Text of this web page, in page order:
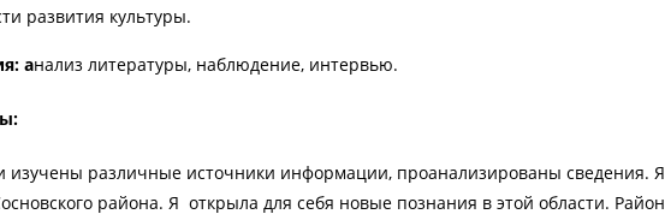
развития культуры.
анализ литературы, наблюдение, интервью.
изучены различные источники информации, проанализированы сведения. Я
района. Я открыла для себя новые познания в этой области. Район